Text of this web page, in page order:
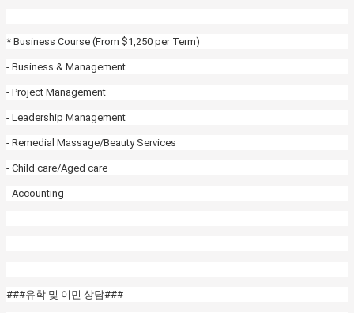
* Business Course (From $1,250 per Term)
- Business & Management
- Project Management
- Leadership Management
- Remedial Massage/Beauty Services
- Child care/Aged care
- Accounting
###유학 및 이민 상담###